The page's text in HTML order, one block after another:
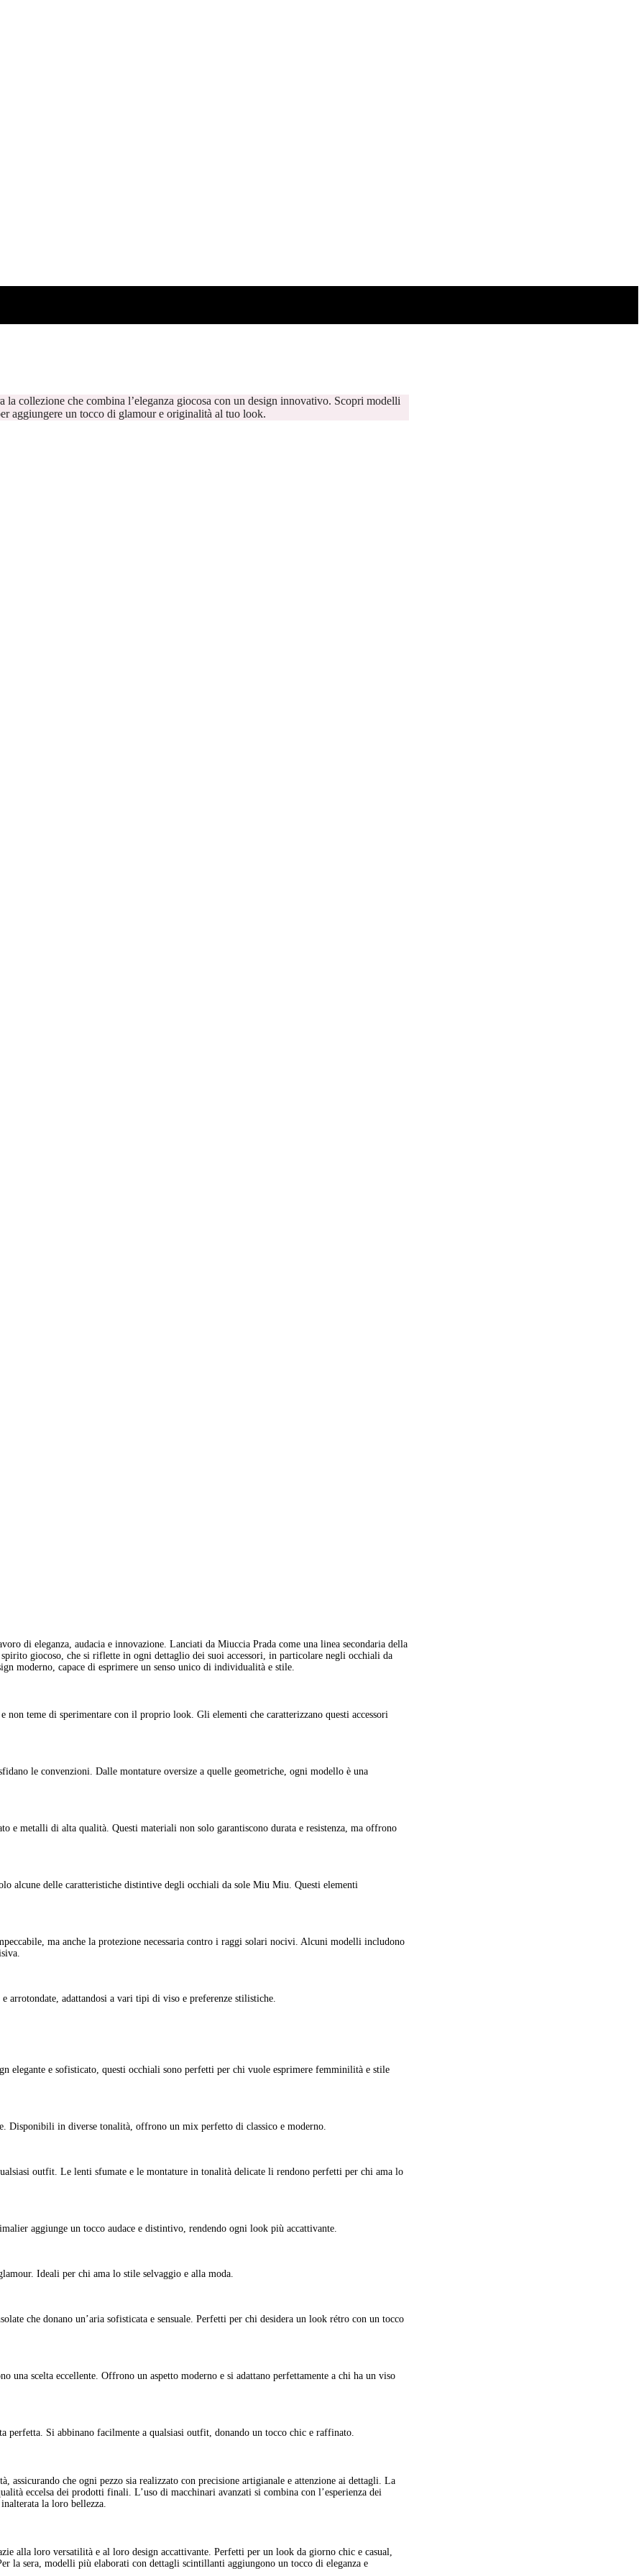
aggiungere un tocco di glamour e originalità al tuo look.
giocoso, che si riflette in ogni dettaglio dei suoi accessori, in particolare negli occhiali da
moderno, capace di esprimere un senso unico di individualità e stile.
arrotondate, adattandosi a vari tipi di viso e preferenze stilistiche.
elegante e sofisticato, questi occhiali sono perfetti per chi vuole esprimere femminilità e stile
Disponibili in diverse tonalità, offrono un mix perfetto di classico e moderno.
outfit. Le lenti sfumate e le montature in tonalità delicate li rendono perfetti per chi ama lo
aggiunge un tocco audace e distintivo, rendendo ogni look più accattivante.
Ideali per chi ama lo stile selvaggio e alla moda.
che donano un’aria sofisticata e sensuale. Perfetti per chi desidera un look rétro con un tocco
una scelta eccellente. Offrono un aspetto moderno e si adattano perfettamente a chi ha un viso
perfetta. Si abbinano facilmente a qualsiasi outfit, donando un tocco chic e raffinato.
eccelsa dei prodotti finali. L’uso di macchinari avanzati si combina con l’esperienza dei
la loro bellezza.
la sera, modelli più elaborati con dettagli scintillanti aggiungono un tocco di eleganza e